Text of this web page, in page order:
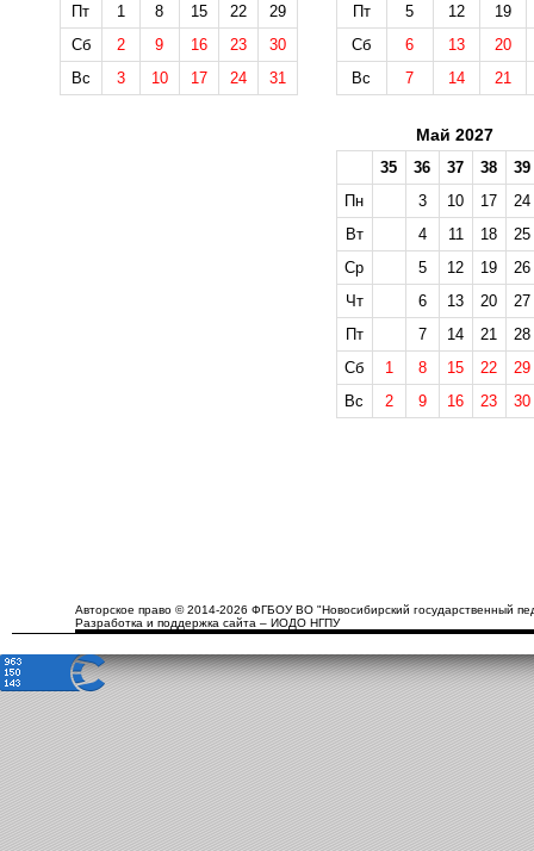
Пт
1 8 15 22
29
Сб
2 9 16 23
30
Вс
3 10 17 24 31
Пт
5 12
19
Сб
6 13
20
Вс
7 14 21
Май 2027
35 36 37 38
39
Пн
3 10 17
24
Вт
4 11 18
25
Ср
5 12 19
26
Чт
6 13 20
27
Пт
7 14 21
28
Сб
1 8 15 22
29
Вс
2 9 16 23 30
Авторское право © 2014-2026 ФГБОУ ВО "Новосибирский государственный
Разработка и поддержка сайта – ИОДО НГПУ